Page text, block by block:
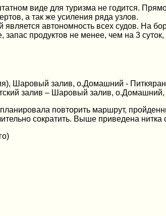
виде для туризма не годится.
а так же усиления ряда узлов.
автономность всех судов. На
продуктов не менее, чем на 3
Шаровый залив, о.Домашний -
залив – Шаровый залив, о.Домашний,
планировала повторить маршрут,
сократить. Выше приведена